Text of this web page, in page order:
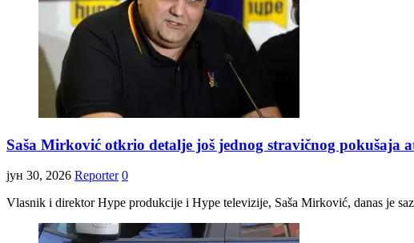
Saša Mirković otkrio detalje još jednog stravičnog pokušaja
јун 30, 2026 Reporter 0
Vlasnik i direktor Hype produkcije i Hype televizije, Saša Mirković, danas je